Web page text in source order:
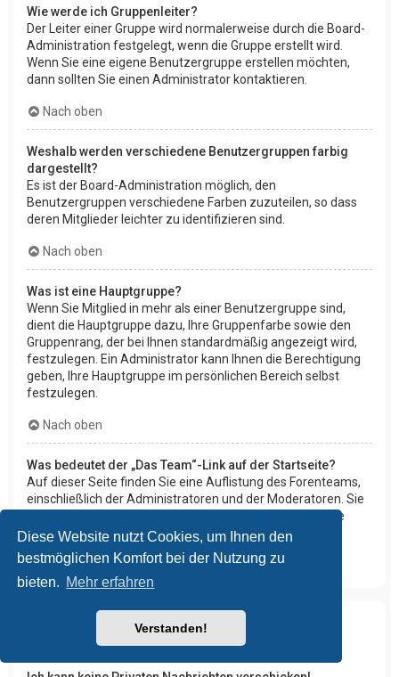
Diese Website nutzt Cookies, um Ihnen den
bestmöglichen Komfort bei der Nutzung zu
bieten. Mehr erfahren
Verstanden!
Wie werde ich Gruppenleiter?
Der Leiter einer Gruppe wird normalerweise durch die Board-
Administration festgelegt, wenn die Gruppe erstellt wird.
Wenn Sie eine eigene Benutzergruppe erstellen möchten,
dann sollten Sie einen Administrator kontaktieren.
Nach oben
Weshalb werden verschiedene Benutzergruppen farbig
dargestellt?
Es ist der Board-Administration möglich, den
Benutzergruppen verschiedene Farben zuzuteilen, so dass
deren Mitglieder leichter zu identifizieren sind.
Nach oben
Was ist eine Hauptgruppe?
Wenn Sie Mitglied in mehr als einer Benutzergruppe sind,
dient die Hauptgruppe dazu, Ihre Gruppenfarbe sowie den
Gruppenrang, der bei Ihnen standardmäßig angezeigt wird,
festzulegen. Ein Administrator kann Ihnen die Berechtigung
geben, Ihre Hauptgruppe im persönlichen Bereich selbst
festzulegen.
Nach oben
Was bedeutet der „Das Team“-Link auf der Startseite?
Auf dieser Seite finden Sie eine Auflistung des Forenteams,
einschließlich der Administratoren und der Moderatoren. Sie
finden hier auch weitere Informationen wie die Foren, die
diese im Einzelnen moderieren.
Nach oben
Private Nachrichten